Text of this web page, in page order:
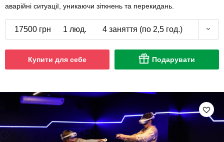
аварійні ситуації, уникаючи зіткнень та перекидань.
17500 грн 1 люд. 4 заняття (по 2,5 год.)
Купити для себе Подарувати